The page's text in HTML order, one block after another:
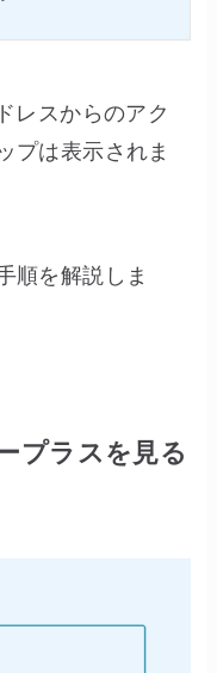
レスからのアク
プは表示されま
順を解説しま
プラスを見る